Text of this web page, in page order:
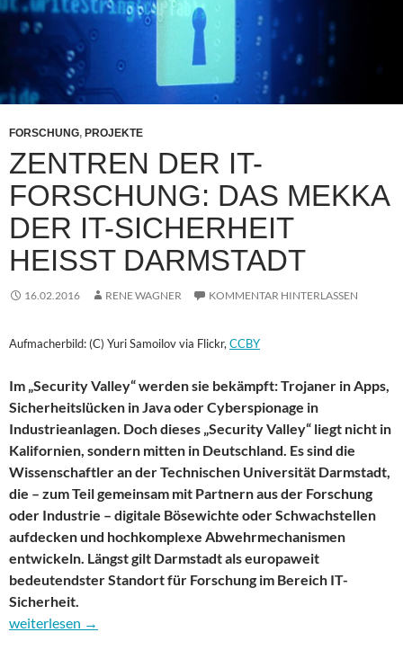
FORSCHUNG, PROJEKTE
ZENTREN DER IT-
FORSCHUNG: DAS MEKKA
DER IT-SICHERHEIT
HEISST DARMSTADT
16.02.2016 RENE WAGNER KOMMENTAR HINTERLASSEN
Aufmacherbild: (C) Yuri Samoilov via Flickr, CCBY
Im „Security Valley“ werden sie bekämpft: Trojaner in Apps,
Sicherheitslücken in Java oder Cyberspionage in
Industrieanlagen. Doch dieses „Security Valley“ liegt nicht in
Kalifornien, sondern mitten in Deutschland. Es sind die
Wissenschaftler an der Technischen Universität Darmstadt,
die – zum Teil gemeinsam mit Partnern aus der Forschung
oder Industrie – digitale Bösewichte oder Schwachstellen
aufdecken und hochkomplexe Abwehrmechanismen
entwickeln. Längst gilt Darmstadt als europaweit
bedeutendster Standort für Forschung im Bereich IT-
Sicherheit.
Zentren der IT-Forschung: das Mekka der IT-Sicherheit heißt
weiterlesen →